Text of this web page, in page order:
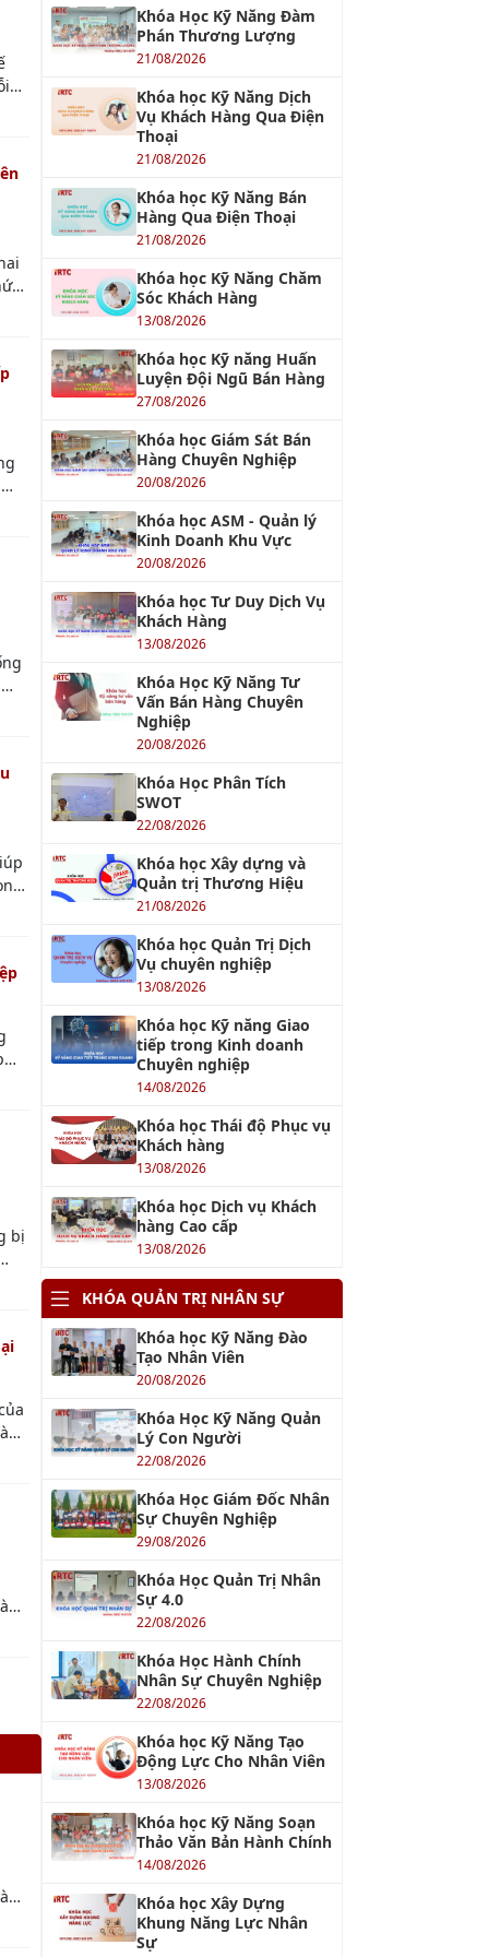
sự
Khóa học ASM - Quản lý
Kinh Doanh Khu Vực
20/08/2026
Khóa học Tư Duy Dịch Vụ
Khách Hàng
13/08/2026
Vấn Bán Hàng Chuyên
Nghiệp
20/08/2026
Khóa Học Phân Tích
SWOT
22/08/2026
Khóa học Xây dựng và
Quản trị Thương Hiệu
21/08/2026
Khóa học Quản Trị Dịch
Vụ chuyên nghiệp
13/08/2026
Khóa học Kỹ năng Giao
tiếp trong Kinh doanh
Chuyên nghiệp
Khóa học Thái độ Phục vụ
Khách hàng
Khóa học Dịch vụ Khách
hàng Cao cấp
13/08/2026
KHÓA QUẢN TRỊ NHÂN SỰ
Khóa học Kỹ Năng Đào
20/08/2026
Khóa Học Kỹ Năng Quản
22/08/2026
Khóa Học Giám Đốc Nhân
29/08/2026
Khóa Học Quản Trị Nhân
Sự 4.0
22/08/2026
Khóa Học Hành Chính
Nhân Sự Chuyên Nghiệp
22/08/2026
Khóa học Kỹ Năng Tạo
Động Lực Cho Nhân Viên
13/08/2026
Khóa học Kỹ Năng Soạn
Thảo Văn Bản Hành Chính
14/08/2026
Khung Năng Lực Nhân
Sự
20/08/2026
Khóa học Xây dựng Đội
Ngũ Kế Thừa
13/08/2026
Khóa học Kỹ năng Kích
hoạt Năng suất Nhân
viên
KHÓA AI
Quản lý Sản xuất với Chat
GPT
13/08/2026
Khóa học ChatGPT - Tối
ưu hóa công việc với
ChatGPT
Khóa học AI Marketing
15/08/2026